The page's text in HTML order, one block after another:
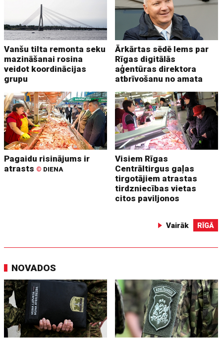
Vanšu tilta remonta seku
mazināšanai rosina
veidot koordinācijas
grupu
Ārkārtas sēdē lems par
Rīgas digitālās
aģentūras direktora
atbrīvošanu no amata
Pagaidu risinājums ir
atrasts © DIENA
Visiem Rīgas
Centrāltirgus gaļas
tirgotājiem atrastas
tirdzniecības vietas
citos paviljonos
Vairāk RĪGĀ
NOVADOS